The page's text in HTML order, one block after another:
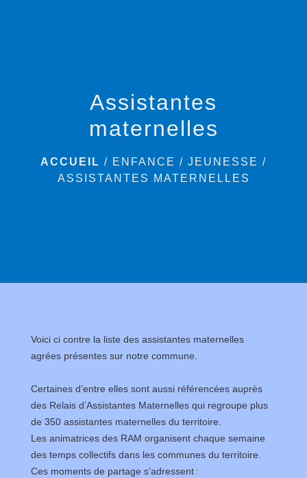
Assistantes
maternelles
ACCUEIL / ENFANCE / JEUNESSE /
ASSISTANTES MATERNELLES
Voici ci contre la liste des assistantes maternelles
agrées présentes sur notre commune.
Certaines d’entre elles sont aussi référencées auprès
des Relais d’Assistantes Maternelles qui regroupe plus
de 350 assistantes maternelles du territoire.
Les animatrices des RAM organisent chaque semaine
des temps collectifs dans les communes du territoire.
Ces moments de partage s’adressent :